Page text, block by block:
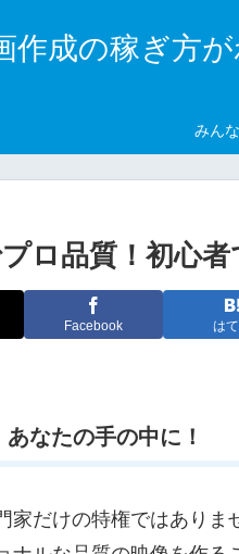
作成の稼ぎ方
みん
ロ品質！初心
Facebook は
なたの手の中に！
家だけの特権ではあり